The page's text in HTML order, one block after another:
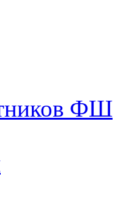
ФШ